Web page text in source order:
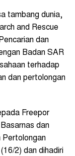
tambang dunia,
and Rescue
dan
Badan SAR
terhadap
dan pertolongan
Freepor
dan
Pertolongan
2) dan dihadiri